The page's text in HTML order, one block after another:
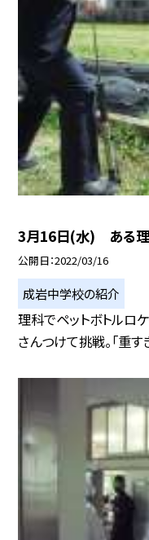
3月16日(水) ある
公開日 2022/03/16
成岩中学校の紹介
理科でペットボトルロケ
さんつけて挑戦。「重す